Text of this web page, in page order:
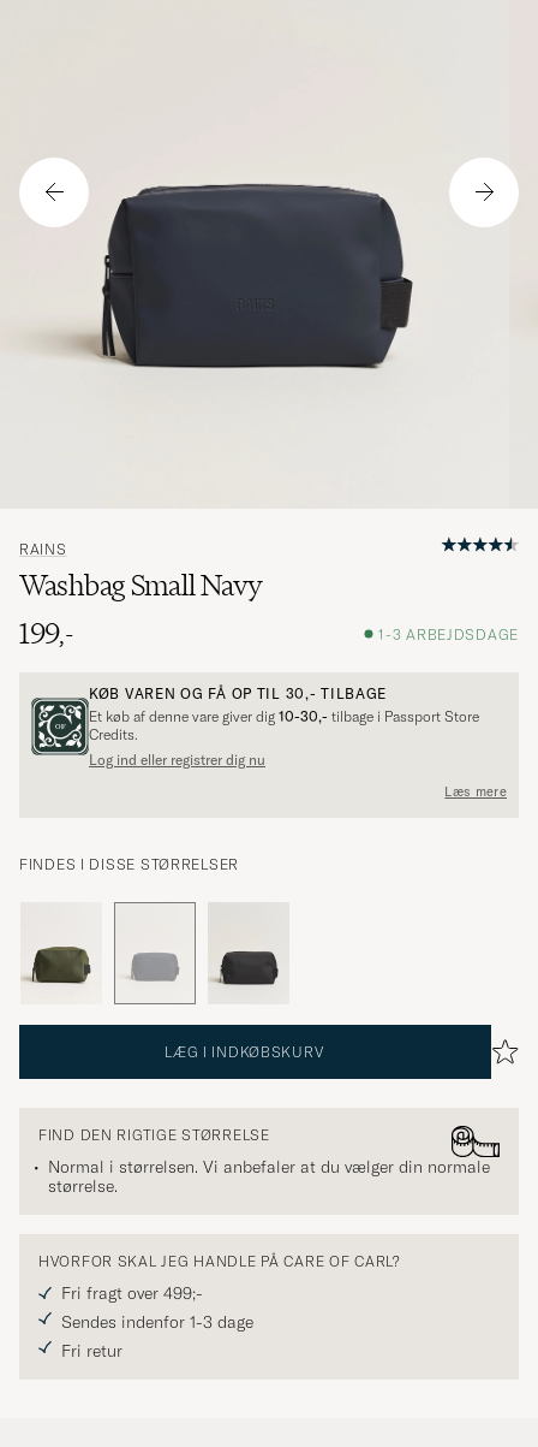
RAINS
Washbag Small Navy
199,-
1-3 ARBEJDSDAGE
KØB VAREN OG FÅ OP TIL 30,- TILBAGE
Et køb af denne vare giver dig 10-30,- tilbage i Passport Store
Credits.
Log ind eller registrer dig nu
Læs mere
FINDES I DISSE STØRRELSER
LÆG I INDKØBSKURV
FIND DEN RIGTIGE STØRRELSE
Normal i størrelsen. Vi anbefaler at du vælger din normale
størrelse.
HVORFOR SKAL JEG HANDLE PÅ CARE OF CARL?
Fri fragt over 499;-
Sendes indenfor 1-3 dage
Fri retur